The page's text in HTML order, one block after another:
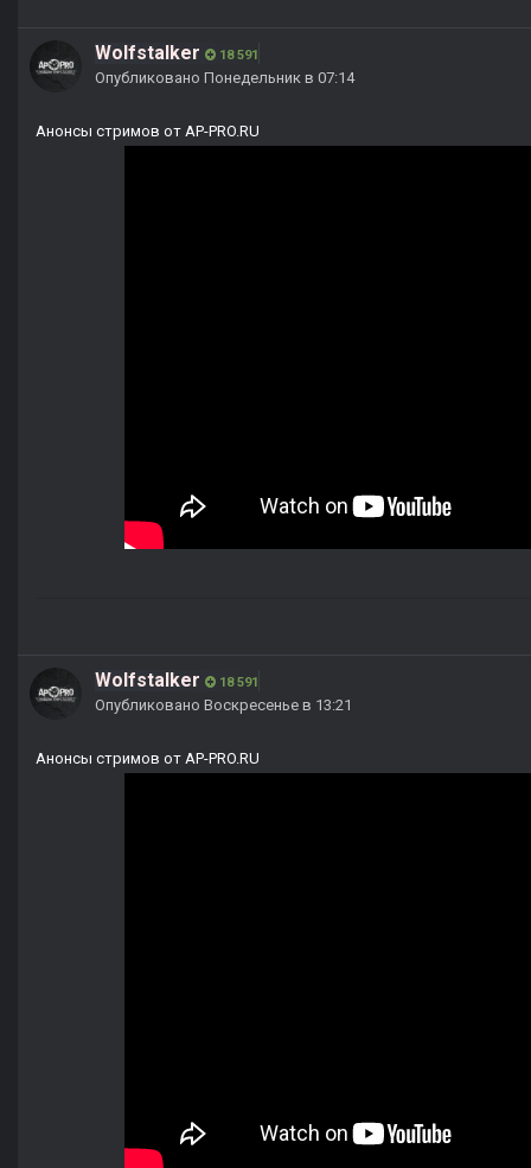
Wolfstalker 18 591
Опубликовано Понедельник в 07:14
Анонсы стримов от AP-PRO.RU
Wolfstalker 18 591
Опубликовано Воскресенье в 13:21
Анонсы стримов от AP-PRO.RU